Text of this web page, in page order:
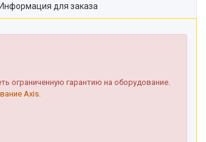
для заказа
ограниченную гарантию на оборудование.
Axis